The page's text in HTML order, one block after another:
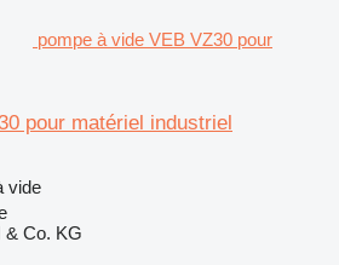
pompe à vide VEB VZ30 pour
pour matériel industriel
vide
& Co. KG